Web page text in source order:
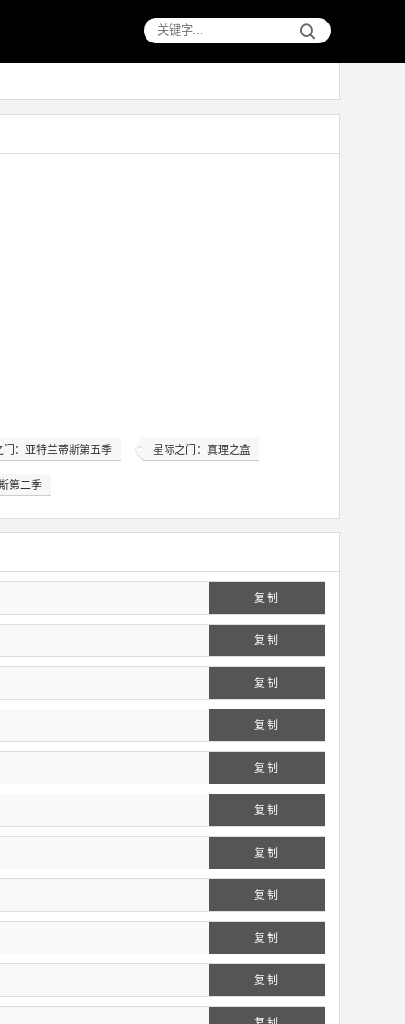
门：亚特兰蒂斯第五季 星际之门：真理之盒
第二季
复制
复制
复制
复制
复制
复制
复制
复制
复制
复制